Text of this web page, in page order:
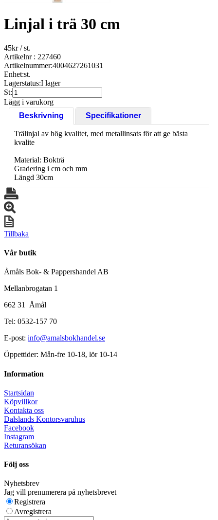
Linjal i trä 30 cm
45kr/ st.
Artikelnr : 227460
Artikelnummer:4004627261031
Enhet:st.
Lagerstatus:I lager
St:
Lägg i varukorg
Beskrivning
Specifikationer
Trälinjal av hög kvalitet, med metallinsats för att ge bästa
kvalite
Material: Bokträ
Gradering i cm och mm
Längd 30cm
Tillbaka
Vår butik
Åmåls Bok- & Pappershandel AB
Mellanbrogatan 1
662 31 Åmål
Tel: 0532-157 70
E-post: info@amalsbokhandel.se
Öppettider: Mån-fre 10-18, lör 10-14
Information
Startsidan
Köpvillkor
Kontakta oss
Dalslands Kontorsvaruhus
Facebook
Instagram
Returansökan
Följ oss
Nyhetsbrev
Jag vill prenumerera på nyhetsbrevet
Registrera
Avregistrera